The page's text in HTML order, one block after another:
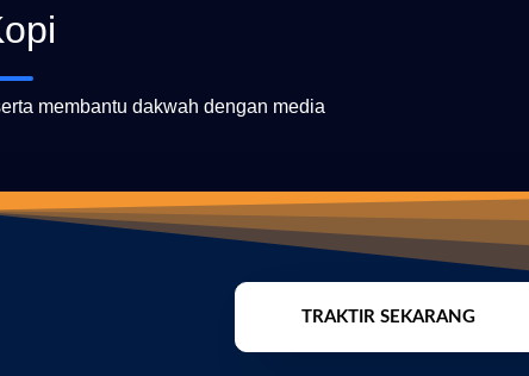
membantu dakwah dengan media
TRAKTIR SEKARANG